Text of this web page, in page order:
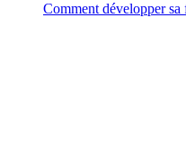
Comment développer